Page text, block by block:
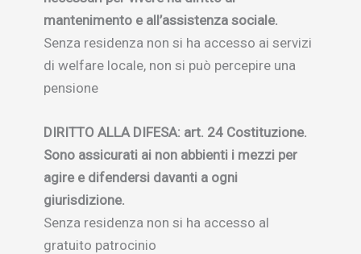
mantenimento e all’assistenza sociale.
Senza residenza non si ha accesso ai servizi
di welfare locale, non si può percepire una
pensione
DIRITTO ALLA DIFESA: art. 24 Costituzione.
Sono assicurati ai non abbienti i mezzi per
agire e difendersi davanti a ogni
giurisdizione.
Senza residenza non si ha accesso al
gratuito patrocinio